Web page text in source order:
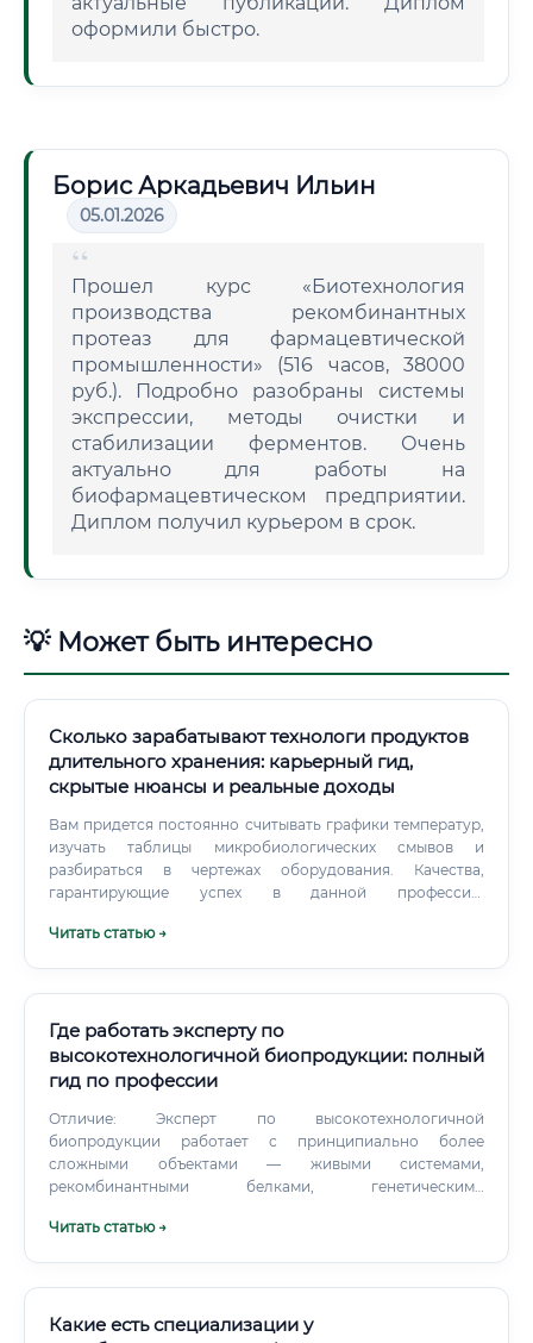
оформили быстро.
Борис Аркадьевич Ильин
05.01.2026
Прошел курс «Биотехнология
производства рекомбинантных
протеаз для фармацевтической
промышленности» (516 часов, 38000
руб.). Подробно разобраны системы
экспрессии, методы очистки и
стабилизации ферментов. Очень
актуально для работы на
биофармацевтическом предприятии.
Диплом получил курьером в срок.
💡 Может быть интересно
Сколько зарабатывают технологи продуктов
длительного хранения: карьерный гид,
скрытые нюансы и реальные доходы
Вам придется постоянно считывать графики температур,
изучать таблицы микробиологических смывов и
разбираться в чертежах оборудования. Качества,
гарантирующие успех в данной профессии:
Читать статью →
Где работать эксперту по
высокотехнологичной биопродукции: полный
гид по профессии
Отличие: Эксперт по высокотехнологичной
биопродукции работает с принципиально более
сложными объектами — живыми системами,
рекомбинантными белками, генетическими
и, соответственно, оплачивается значительно выше.
Читать статью →
Какие есть специализации у